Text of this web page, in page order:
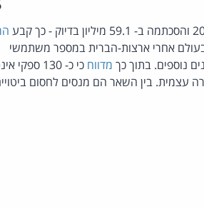
אחרי ארצות-הברית במספר משתמשי
מדווח
כי כ- 130
עצמית. בין השאר הם מנסים לחסום